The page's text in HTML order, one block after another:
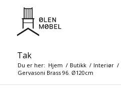
Tak
Du er her: Hjem / Butikk / Interiør /
Gervasoni Brass 96. Ø120cm